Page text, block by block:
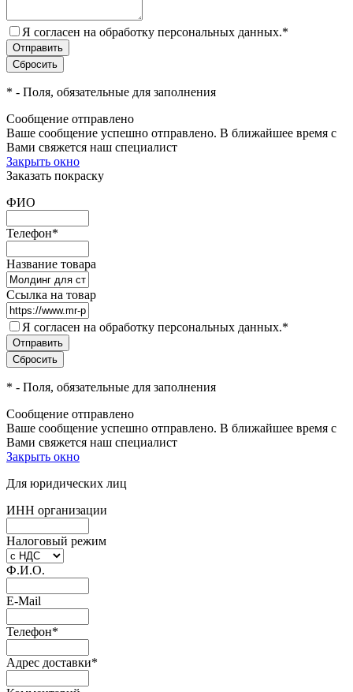
Я согласен на обработку персональных данных.*
* - Поля, обязательные для заполнения
Сообщение отправлено
Ваше сообщение успешно отправлено. В ближайшее время с
Вами свяжется наш специалист
Закрыть окно
Заказать покраску
ФИО
Телефон*
Название товара
Ссылка на товар
Я согласен на обработку персональных данных.*
* - Поля, обязательные для заполнения
Сообщение отправлено
Ваше сообщение успешно отправлено. В ближайшее время с
Вами свяжется наш специалист
Закрыть окно
Для юридических лиц
ИНН организации
Налоговый режим
Ф.И.О.
E-Mail
Телефон*
Адрес доставки*